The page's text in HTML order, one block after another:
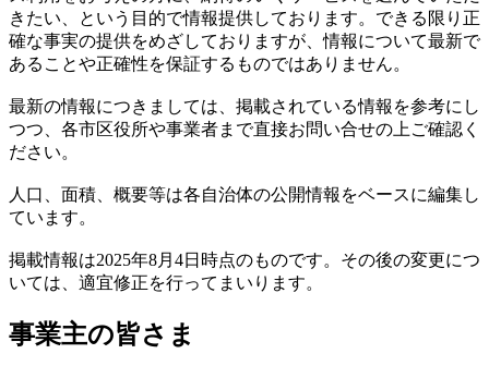
きたい、という目的で情報提供しております。できる限り正
確な事実の提供をめざしておりますが、情報について最新で
あることや正確性を保証するものではありません。
最新の情報につきましては、掲載されている情報を参考にし
つつ、各市区役所や事業者まで直接お問い合せの上ご確認く
ださい。
人口、面積、概要等は各自治体の公開情報をベースに編集し
ています。
掲載情報は2025年8月4日時点のものです。その後の変更につ
いては、適宜修正を行ってまいります。
事業主の皆さま